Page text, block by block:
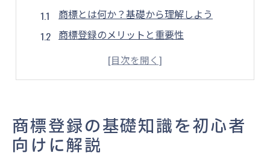
商標とは何か？基礎から理解しよう
商標登録のメリットと重要性
初心者が知っておくべき商標の基本用語
商標登録の流れを簡単に把握する
ビジネスブランドを守る商標の重要性
商標がなぜブランドを守るのか
商標登録の基礎知識を初心者
向けに解説